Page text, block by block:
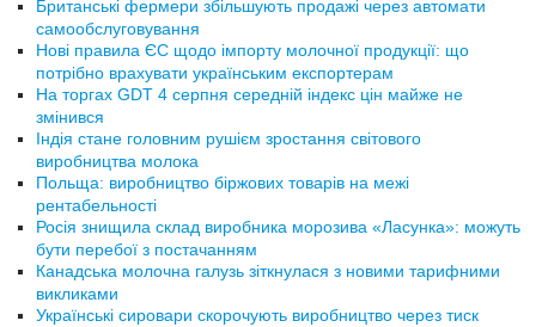
Британські фермери збільшують продажі через автомати
самообслуговування
Нові правила ЄС щодо імпорту молочної продукції: що
потрібно врахувати українським експортерам
На торгах GDT 4 серпня середній індекс цін майже не
змінився
Індія стане головним рушієм зростання світового
виробництва молока
Польща: виробництво біржових товарів на межі
рентабельності
Росія знищила склад виробника морозива «Ласунка»: можуть
бути перебої з постачанням
Канадська молочна галузь зіткнулася з новими тарифними
викликами
Українські сировари скорочують виробництво через тиск